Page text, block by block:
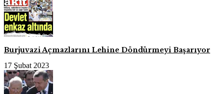
Burjuvazi Açmazlarını Lehine Döndürmeyi Başarıyor
17 Şubat 2023